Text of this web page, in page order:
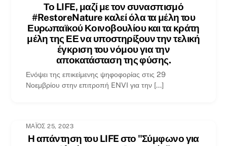
Το LIFE, μαζί με τον συνασπισμό
#RestoreNature καλεί όλα τα μέλη του
Ευρωπαϊκού Κοινοβουλίου και τα κράτη
μέλη της ΕΕ να υποστηρίξουν την τελική
έγκριση του νόμου για την
αποκατάσταση της φύσης.
Ενόψει της επικείμενης ψηφοφορίας στις 29
Νοεμβρίου στην επιτροπή ENVI για την [...]
ΜΆΙΟΣ 25, 2023
Η απάντηση του LIFE στο "Σύμφωνο για